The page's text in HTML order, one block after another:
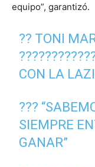
equipo”, garantizó.
?? TONI
CON LA
???
SIEMPRE
GANAR”